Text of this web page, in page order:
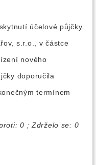
účelové půjčky
s.r.o., v částce
nového
doporučila
termínem
0 ; Zdrželo se: 0